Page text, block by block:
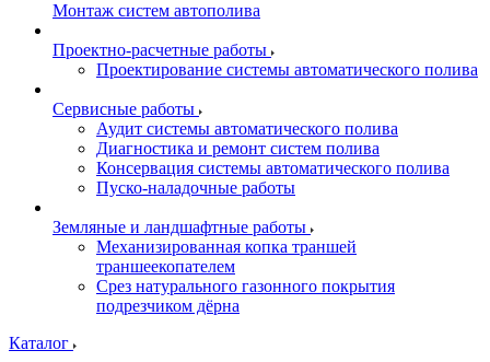
Монтаж систем автополива
Проектно-расчетные работы
Проектирование системы автоматического полива
Сервисные работы
Аудит системы автоматического полива
Диагностика и ремонт систем полива
Консервация системы автоматического полива
Пуско-наладочные работы
Земляные и ландшафтные работы
Механизированная копка траншей
траншеекопателем
Срез натурального газонного покрытия
подрезчиком дёрна
Каталог